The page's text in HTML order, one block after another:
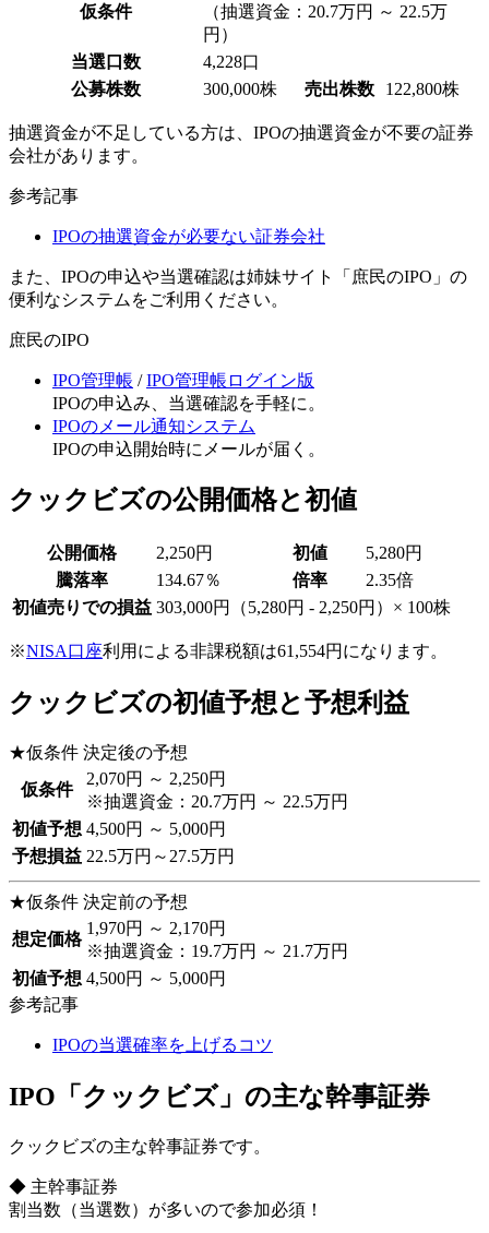
仮条件
（抽選資金：20.7万円 ～ 22.5万
円）
当選口数
4,228口
公募株数
300,000株 売出株数 122,800株
抽選資金が不足している方は、 IPOの抽選資金が不要の証券
会社があります。
参考記事
IPOの抽選資金が必要ない証券会社
また、IPOの申込や当選確認は姉妹サイト「庶民のIPO」の
便利なシステムをご利用ください。
庶民のIPO
IPO管理帳 /IPO管理帳ログイン版
IPOの申込み、当選確認を手軽に。
IPOのメール通知システム
IPOの申込開始時にメールが届く。
クックビズの公開価格と初値
公開価格 2,250円 初値
5,280円
騰落率
134.67％ 倍率
2.35倍
初値売りでの損益 303,000円 （5,280円 - 2,250円）× 100株
※NISA口座利用による非課税額は61,554円になります。
クックビズの初値予想と予想利益
★仮条件 決定後の予想
仮条件
2,070円 ～ 2,250円
※抽選資金：20.7万円 ～ 22.5万円
初値予想 4,500円 ～ 5,000円
予想損益 22.5万円～27.5万円
★仮条件 決定前の予想
想定価格
1,970円 ～ 2,170円
※抽選資金：19.7万円 ～ 21.7万円
初値予想 4,500円 ～ 5,000円
参考記事
IPOの当選確率を上げるコツ
IPO「クックビズ」の主な幹事証券
クックビズの主な幹事証券です。
◆ 主幹事証券
割当数（当選数）が多いので参加必須！